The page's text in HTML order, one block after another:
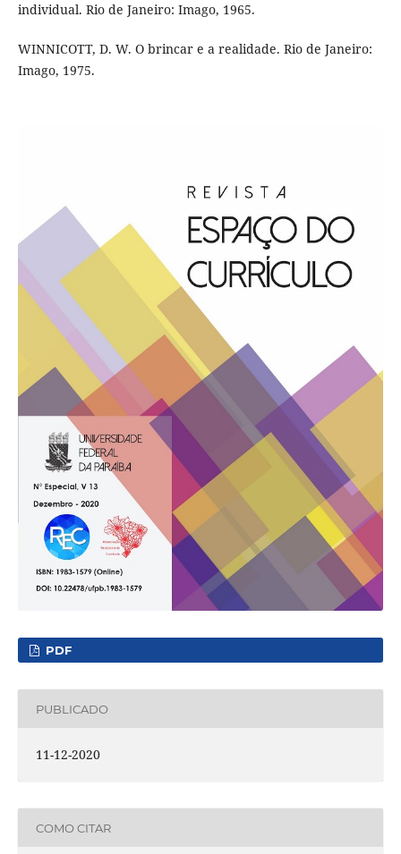
individual. Rio de Janeiro: Imago, 1965.
WINNICOTT, D. W. O brincar e a realidade. Rio de Janeiro:
Imago, 1975.
PDF
PUBLICADO
11-12-2020
COMO CITAR